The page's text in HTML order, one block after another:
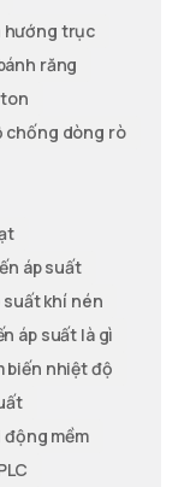
hướng trục
răng
chống dòng rò
áp suất
suất khí nén
áp suất là gì
biến nhiệt độ
động mềm